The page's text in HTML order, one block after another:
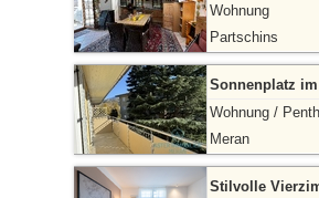
Wohnung
Partschins
Sonnenplatz
Wohnung /
Meran
Stilvolle